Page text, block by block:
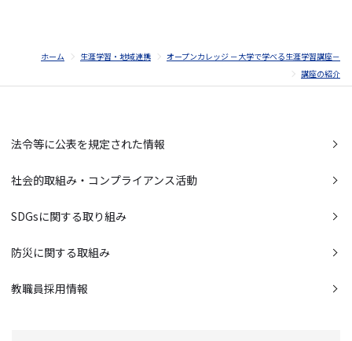
ホーム 生涯学習・地域連携
オープンカレッジ －大学で学べる生涯学習講座－
講座の紹介
法令等に公表を規定された情報
社会的取組み・コンプライアンス活動
SDGsに関する取り組み
防災に関する取組み
教職員採用情報